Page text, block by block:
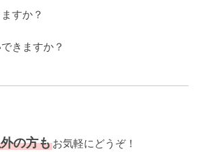
すか？
きますか？
の方もお気軽にどうぞ！